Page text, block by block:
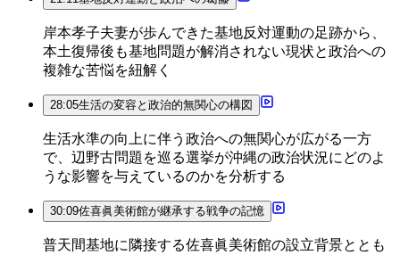
岸本孝子夫妻が歩んできた基地反対運動の足跡から、
本土復帰後も基地問題が解消されない現状と政治への
複雑な苦悩を紐解く
28:05生活の変容と政治的無関心の構図
生活水準の向上に伴う政治への無関心が広がる一方
で、辺野古問題を巡る選挙が沖縄の政治状況にどのよ
うな影響を与えているのかを分析する
30:09佐喜眞美術館が継承する戦争の記憶
普天間基地に隣接する佐喜眞美術館の設立背景ととも